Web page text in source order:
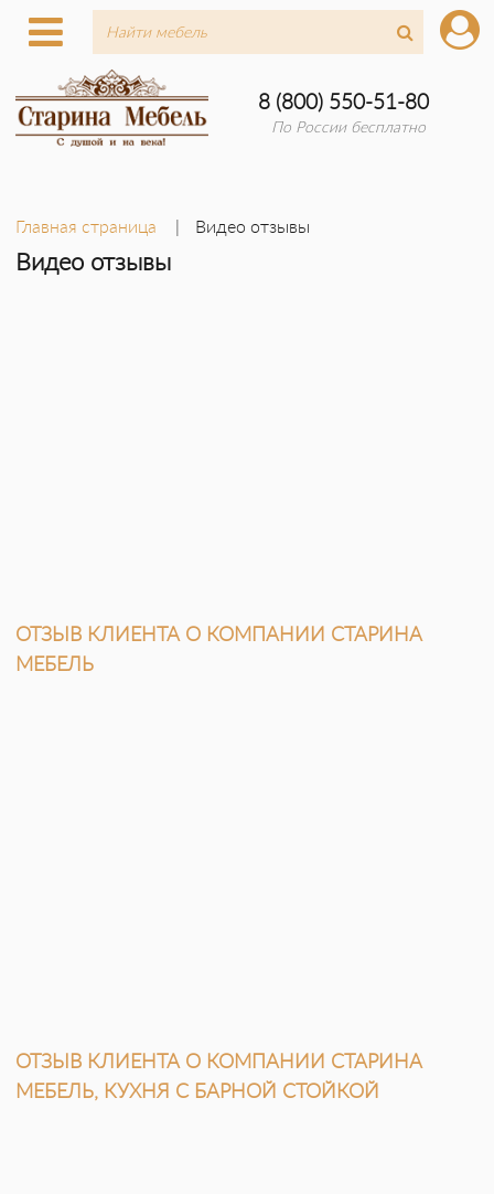
8 (800) 550-51-80
По России бесплатно
Главная страница Видео отзывы
Видео отзывы
ОТЗЫВ КЛИЕНТА О КОМПАНИИ СТАРИНА
МЕБЕЛЬ
ОТЗЫВ КЛИЕНТА О КОМПАНИИ СТАРИНА
МЕБЕЛЬ, КУХНЯ С БАРНОЙ СТОЙКОЙ